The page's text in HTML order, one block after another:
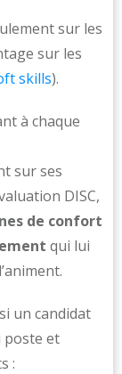
sur les
sur les
skills).
à chaque
sur ses
DISC,
de confort
qui lui
un candidat
poste et
: